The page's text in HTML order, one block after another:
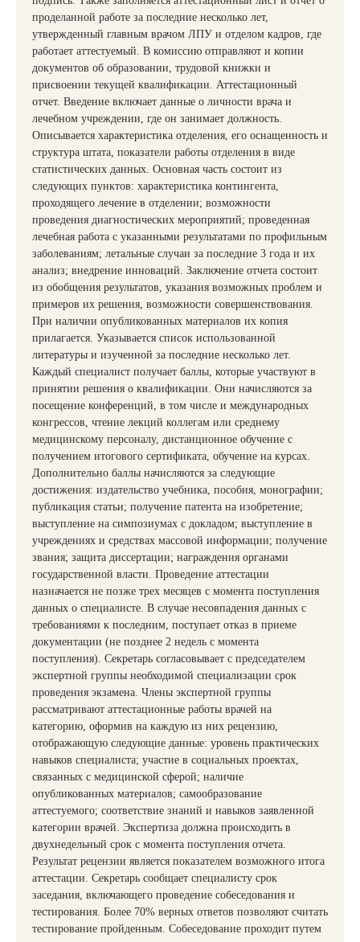
проделанной работе за последние несколько лет,
утвержденный главным врачом ЛПУ и отделом кадров, где
работает аттестуемый. В комиссию отправляют и копии
документов об образовании, трудовой книжки и
присвоении текущей квалификации. Аттестационный
отчет. Введение включает данные о личности врача и
лечебном учреждении, где он занимает должность.
Описывается характеристика отделения, его оснащенность и
структура штата, показатели работы отделения в виде
статистических данных. Основная часть состоит из
следующих пунктов: характеристика контингента,
проходящего лечение в отделении; возможности
проведения диагностических мероприятий; проведенная
лечебная работа с указанными результатами по профильным
заболеваниям; летальные случаи за последние 3 года и их
анализ; внедрение инноваций. Заключение отчета состоит
из обобщения результатов, указания возможных проблем и
примеров их решения, возможности совершенствования.
При наличии опубликованных материалов их копия
прилагается. Указывается список использованной
литературы и изученной за последние несколько лет.
Каждый специалист получает баллы, которые участвуют в
принятии решения о квалификации. Они начисляются за
посещение конференций, в том числе и международных
конгрессов, чтение лекций коллегам или среднему
медицинскому персоналу, дистанционное обучение с
получением итогового сертификата, обучение на курсах.
Дополнительно баллы начисляются за следующие
достижения: издательство учебника, пособия, монографии;
публикация статьи; получение патента на изобретение;
выступление на симпозиумах с докладом; выступление в
учреждениях и средствах массовой информации; получение
звания; защита диссертации; награждения органами
государственной власти. Проведение аттестации
назначается не позже трех месяцев с момента поступления
данных о специалисте. В случае несовпадения данных с
требованиями к последним, поступает отказ в приеме
документации (не позднее 2 недель с момента
поступления). Секретарь согласовывает с председателем
экспертной группы необходимой специализации срок
проведения экзамена. Члены экспертной группы
рассматривают аттестационные работы врачей на
категорию, оформив на каждую из них рецензию,
отображающую следующие данные: уровень практических
навыков специалиста; участие в социальных проектах,
связанных с медицинской сферой; наличие
опубликованных материалов; самообразование
аттестуемого; соответствие знаний и навыков заявленной
категории врачей. Экспертиза должна происходить в
двухнедельный срок с момента поступления отчета.
Результат рецензии является показателем возможного итога
аттестации. Секретарь сообщает специалисту срок
заседания, включающего проведение собеседования и
тестирования. Более 70% верных ответов позволяют считать
тестирование пройденным. Собеседование проходит путем